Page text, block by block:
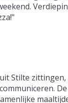
Stilte zittingen,